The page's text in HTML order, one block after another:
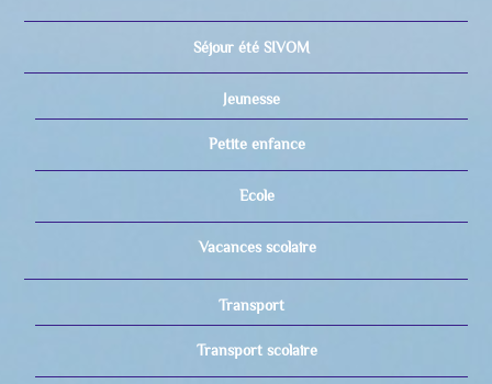
Séjour été SIVOM
Jeunesse
Petite enfance
Ecole
Vacances scolaire
Transport
Transport scolaire